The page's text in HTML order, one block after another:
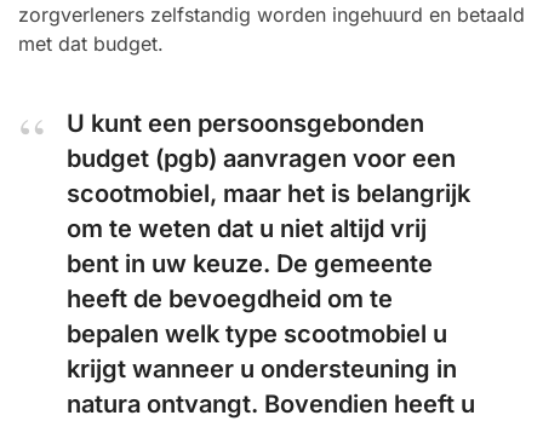
zorgverleners zelfstandig worden ingehuurd en betaald
met dat budget.
U kunt een persoonsgebonden
budget (pgb) aanvragen voor een
scootmobiel, maar het is belangrijk
om te weten dat u niet altijd vrij
bent in uw keuze. De gemeente
heeft de bevoegdheid om te
bepalen welk type scootmobiel u
krijgt wanneer u ondersteuning in
natura ontvangt. Bovendien heeft u